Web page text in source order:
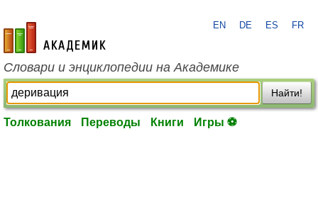
academic.ru
EN DE ES FR
Словари и энциклопедии на Академике
Найти!
Толкования Переводы Книги Игры ⚽